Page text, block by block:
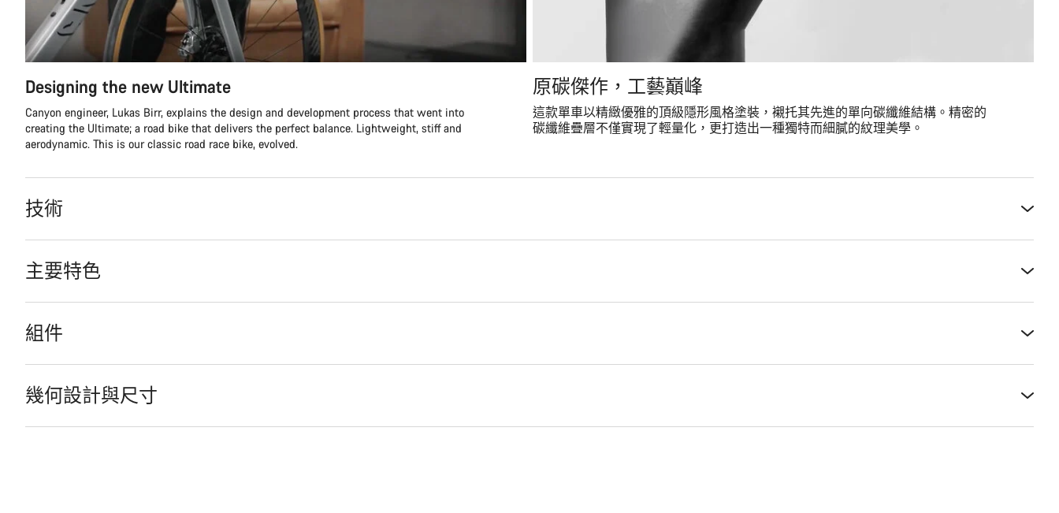
Designing the new Ultimate
Canyon engineer, Lukas Birr, explains the design and development process that went into
creating the Ultimate; a road bike that delivers the perfect balance. Lightweight, stiff and
aerodynamic. This is our classic road race bike, evolved.
原碳傑作，工藝巔峰
這款單車以精緻優雅的頂級隱形風格塗裝，襯托其先進的單向碳纖維結構。精密的
碳纖維疊層不僅實現了輕量化，更打造出一種獨特而細膩的紋理美學。
技術
主要特色
組件
幾何設計與尺寸